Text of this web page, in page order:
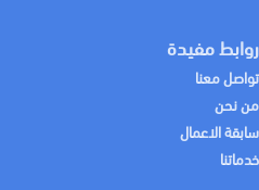
روابط مفيدة
تواصل معنا
من نحن
سابقة الاعمال
خدماتنا